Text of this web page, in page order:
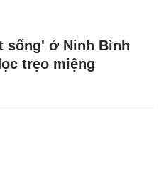
sống' ở Ninh Bình
trẹo miệng